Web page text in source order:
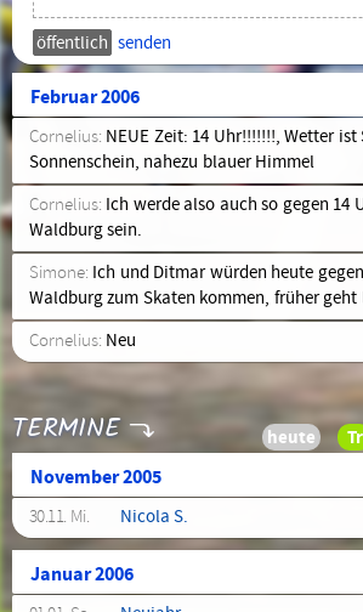
senden
Februar 2006
Cornelius: NEUE Zeit: 14 Uhr!!!!!!!, Wetter ist
Sonnenschein, nahezu blauer Himmel
Cornelius: Ich werde also auch so gegen 14
Waldburg sein.
Simone: Ich und Ditmar würden heute
Waldburg zum Skaten kommen, früher
Cornelius: Neu
TERMINE
November 2005
30.11. Mi. Nicola S.
Januar 2006